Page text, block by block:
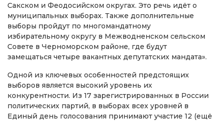
Сакском и Феодосийском округах. Это речь идёт о
муниципальных выборах. Также дополнительные
выборы пройдут по многомандатному
избирательному округу в Межводненском сельском
Совете в Черноморском районе, где будут
замещаться четыре вакантных депутатских мандата».
Одной из ключевых особенностей предстоящих
выборов является высокий уровень их
конкурентности. Из 17 зарегистрированных в России
политических партий, в выборах всех уровней в
Единый день голосования принимают участие 12 (ещё